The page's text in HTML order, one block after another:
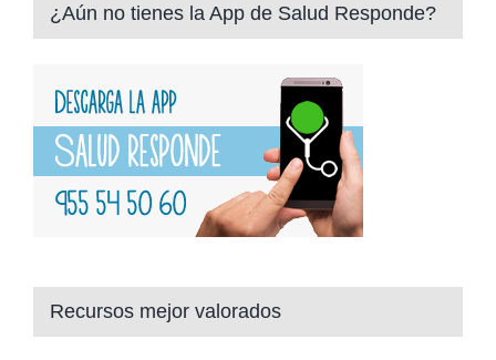
¿Aún no tienes la App de Salud Responde?
Recursos mejor valorados